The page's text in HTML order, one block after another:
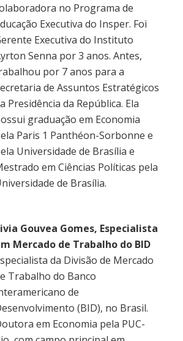
no Programa de
Executiva do Insper. Foi
Executiva do Instituto
Senna por 3 anos. Antes,
por 7 anos para a
de Assuntos Estratégicos
Presidência da República. Ela
graduação em Economia
Paris 1 Panthéon-Sorbonne e
Universidade de Brasília e
em Ciências Políticas pela
de Brasília.
Gouvea Gomes, Especialista
Mercado de Trabalho do BID
da Divisão de Mercado
Trabalho do Banco
de
(BID), no Brasil.
em Economia pela PUC-